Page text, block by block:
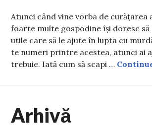
Atunci când vine vorba de curățarea
foarte multe gospodine își doresc să
utile care să le ajute în lupta cu
te numeri printre acestea, atunci ai
trebuie. Iată cum să scapi …
Arhivă